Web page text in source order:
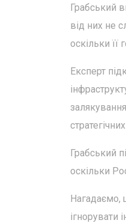
Грабський
від них не
оскільки
Експерт
Грабський
оскільки
Нагадаємо,
ігнорувати